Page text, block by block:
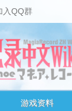
入QQ群
游戏资料